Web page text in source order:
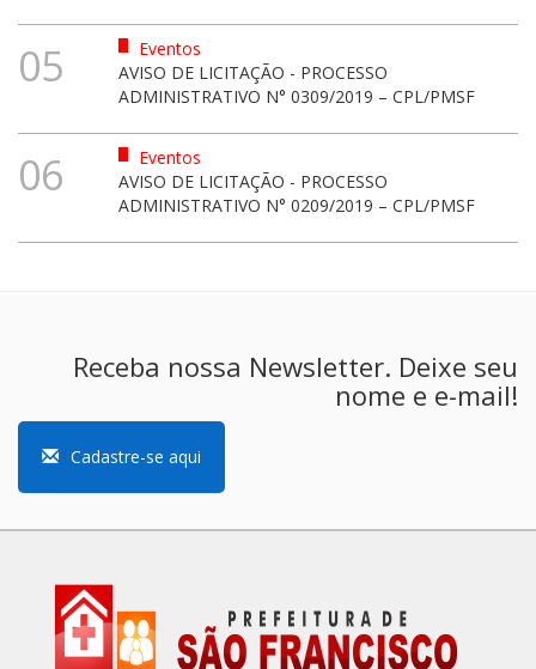
05
Eventos
AVISO DE LICITAÇÃO - PROCESSO
ADMINISTRATIVO N° 0309/2019 – CPL/PMSF
06
Eventos
AVISO DE LICITAÇÃO - PROCESSO
ADMINISTRATIVO N° 0209/2019 – CPL/PMSF
Receba nossa Newsletter. Deixe seu
nome e e-mail!
Cadastre-se aqui